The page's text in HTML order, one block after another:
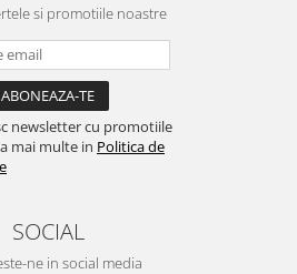
si promotiile noastre
newsletter cu promotiile
mai multe in Politica de
SOCIAL
ne in social media